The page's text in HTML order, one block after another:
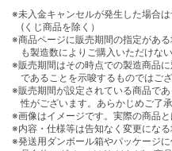
※未入金キャンセルが発生した場合
(くじ商品を除く）
※商品ページに販売期間の指定があ
も製造数によりご購入いただけな
※販売期間はその時点での製造商品
であることを示唆するものではござ
※販売期間が設定されている商品で
性がございます。あらかじめご了承
※画像はイメージです。実際の商品と
※内容・仕様等は告知なく変更になる
※発送用ダンボール箱やパッケージ